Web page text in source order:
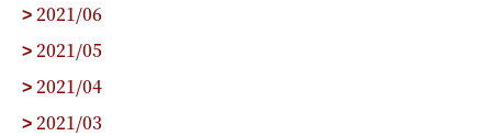
> 2021/06
> 2021/05
> 2021/04
> 2021/03